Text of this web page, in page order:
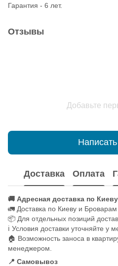
Гарантия - 6 лет.
Отзывы
Добавьте
Доставка Оплата
🚚 Адресная доставка по
🚛 Доставка по Киеву и
📦 Для отдельных позиций
ℹ️ Условия доставки уточняйте у
🏠 Возможность заноса в
менеджером.
📍 Самовывоз